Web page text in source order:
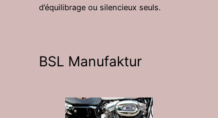
d’équilibrage ou silencieux seuls.
BSL Manufaktur